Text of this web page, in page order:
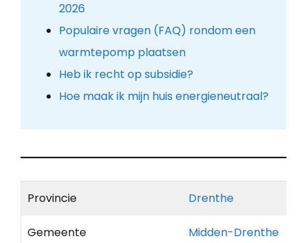
2026
Populaire vragen (FAQ) rondom een
warmtepomp plaatsen
Heb ik recht op subsidie?
Hoe maak ik mijn huis energieneutraal?
Provincie Drenthe
Gemeente Midden-Drenthe